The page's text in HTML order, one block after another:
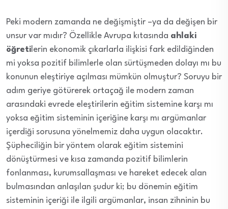
Peki modern zamanda ne değişmiştir –ya da değişen bir
unsur var mıdır? Özellikle Avrupa kıtasında ahlaki
öğreti lerin ekonomik çıkarlarla ilişkisi fark edildiğinden
mi yoksa pozitif bilimlerle olan sürtüşmeden dolayı mı bu
konunun eleştiriye açılması mümkün olmuştur? Soruyu bir
adım geriye götürerek ortaçağ ile modern zaman
arasındaki evrede eleştirilerin eğitim sistemine karşı mı
yoksa eğitim sisteminin içeriğine karşı mı argümanlar
içerdiği sorusuna yönelmemiz daha uygun olacaktır.
Şüpheciliğin bir yöntem olarak eğitim sistemini
dönüştürmesi ve kısa zamanda pozitif bilimlerin
fonlanması, kurumsallaşması ve hareket edecek alan
bulmasından anlaşılan şudur ki; bu dönemin eğitim
sisteminin içeriği ile ilgili argümanlar, insan zihninin bu